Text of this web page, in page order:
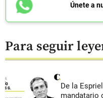
Únete a
Para seguir
De la
mandatario